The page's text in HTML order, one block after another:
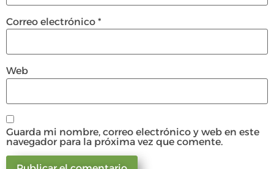
Correo electrónico *
Web
Guarda mi nombre, correo electrónico y web en este
navegador para la próxima vez que comente.